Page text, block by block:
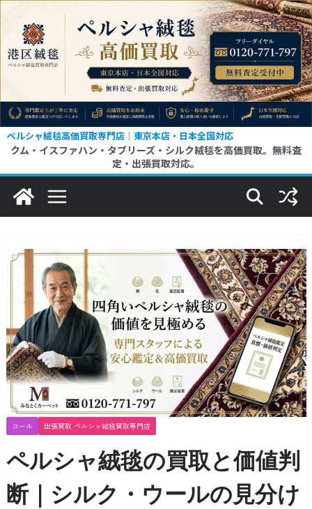
テ
へ
ス
ッ
ペルシャ絨毯高価買取専門店｜東京本店・日本全国対応
クム・イスファハン・タブリーズ・シルク絨毯を高価買取。無料査
定・出張買取対応。
コール 出張買取 ペルシャ絨毯買取専門店
ペルシャ絨毯の買取と価値判
断｜シルク・ウールの見分け